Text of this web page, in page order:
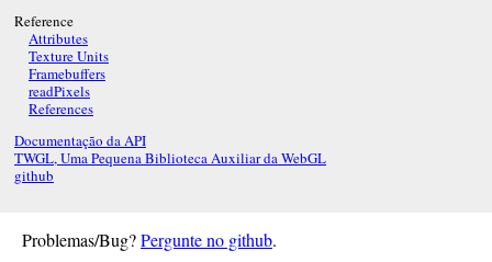
Reference
Attributes
Texture Units
Framebuffers
readPixels
References
Documentação da API
TWGL, Uma Pequena Biblioteca Auxiliar da WebGL
github
Problemas/Bug?Pergunte no github.